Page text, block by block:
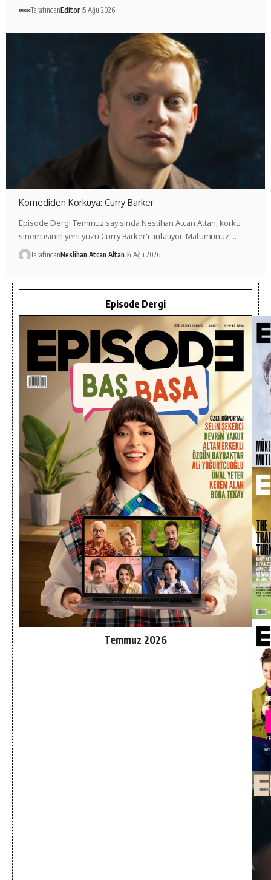
TarafındanEditör 5 Ağu 2026
Komediden Korkuya: Curry Barker
Episode Dergi Temmuz sayısında Neslihan Atcan Altan, korku
sinemasının yeni yüzü Curry Barker'ı anlatıyor. Malumunuz,…
TarafındanNeslihan Atcan Altan 4 Ağu 2026
Episode Dergi
Temmuz 2026